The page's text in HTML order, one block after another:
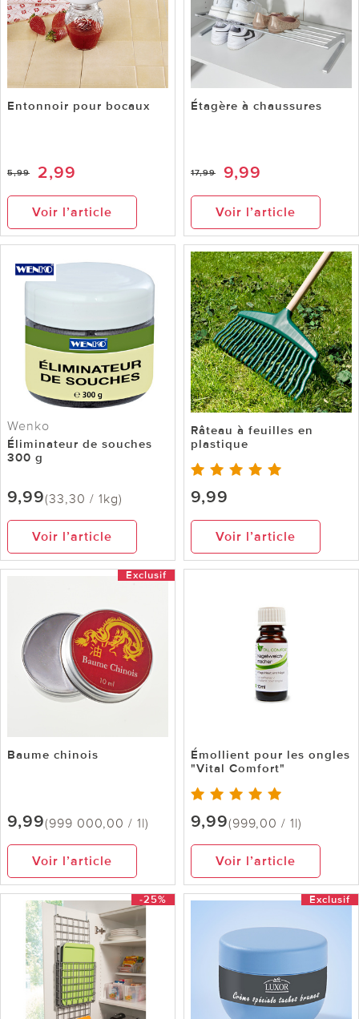
Entonnoir pour bocaux
5,99 2,99
Voir l’article
Étagère à chaussures
17,99 9,99
Voir l’article
Wenko
Éliminateur de souches
300 g
9,99(33,30 / 1kg)
Voir l’article
Râteau à feuilles en
plastique
9,99
Voir l’article
Exclusif
Baume chinois
9,99(999 000,00 / 1l)
Voir l’article
Émollient pour les ongles
"Vital Comfort"
9,99(999,00 / 1l)
Voir l’article
-25% Exclusif